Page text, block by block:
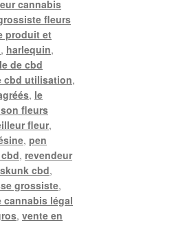
cannabis
fleurs
produit et
, harlequin,
de cbd
cbd utilisation,
, le
fleurs
fleur,
,pen
, revendeur
skunk cbd,
grossiste,
cannabis légal
,vente en